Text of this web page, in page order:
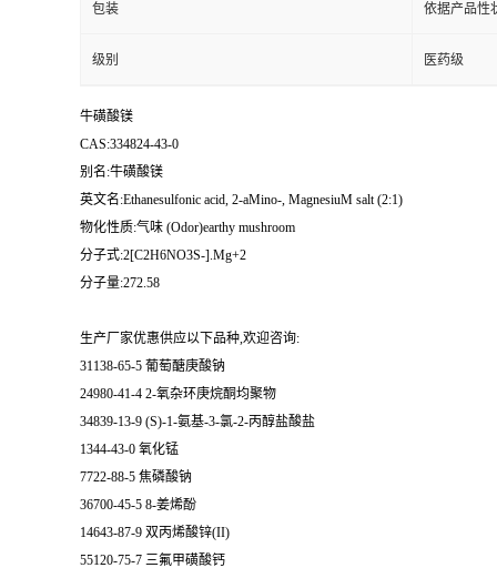
包装 依据产品性
级别 医药级
牛磺酸镁
CAS:334824-43-0
别名:牛磺酸镁
英文名:Ethanesulfonic acid, 2-aMino-, MagnesiuM salt (2:1)
物化性质:气味 (Odor)earthy mushroom
分子式:2[C2H6NO3S-].Mg+2
分子量:272.58
生产厂家优惠供应以下品种,欢迎咨询:
31138-65-5 葡萄醣庚酸钠
24980-41-4 2-氧杂环庚烷酮均聚物
34839-13-9 (S)-1-氨基-3-氯-2-丙醇盐酸盐
1344-43-0 氧化锰
7722-88-5 焦磷酸钠
36700-45-5 8-姜烯酚
14643-87-9 双丙烯酸锌(II)
55120-75-7 三氟甲磺酸钙